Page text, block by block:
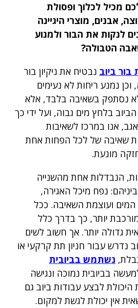
מכיל לכלוך ופסולת
אבנים, מוצרי היגיינה
לנקות את הבור ולמנוע
הטבולה?
ביוב נבטיח את ניקיון בור
נמנע ריחות לא נעימים
לא נסתפק בשאיבה בלבד, אלא
בלחץ מים גבוה, ועל ידי כך
אנו במרכז לשאיבות
שאיבה של לכל הפחות אחת
מונעת.
הנבדלות אחת מהשנייה
נפח מיכל האגירה,
ועוצמת השאיבה. ככל
יותר, כך בדרך כלל
גדולה יותר. אך חשוב לשים
נדרש עבור חניון תת קרקעי או
נשתמש בביובית
בביובית נמוכה ונגישה
לבצע עבודות ביוב גם
אין יכולת לגשת למקום.